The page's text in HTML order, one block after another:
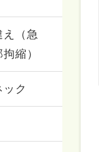
え（急
縮）
ク